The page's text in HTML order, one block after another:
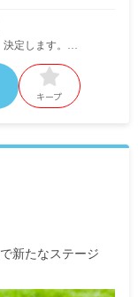
定します。
円／月
給260,000円＋賞与2
給220,000円＋賞与2
キープ
新たなステージ